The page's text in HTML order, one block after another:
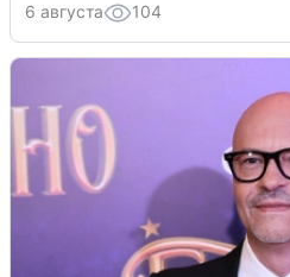
6 августа 104